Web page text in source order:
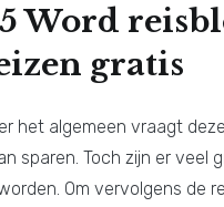
Word
gratis
het algemeen vraagt
sparen. Toch zijn er veel
Om vervolgens de